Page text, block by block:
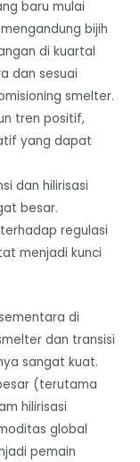
baru mulai
bijih
di kuartal
dan sesuai
smelter.
tren positif,
yang dapat
dan hilirisasi
besar.
regulasi
menjadi kunci
di
dan transisi
sangat kuat.
(terutama
hilirisasi
global
pemain